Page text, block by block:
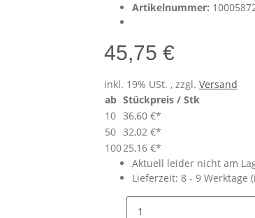
Artikelnummer:
45,75 €
inkl. 19% USt. , zzgl. Versand
ab Stückpreis / Stk
10 36,60 €*
50 32,02 €*
10025,16 €*
Aktuell leider nicht am
Lieferzeit: 8 - 9 Werktage